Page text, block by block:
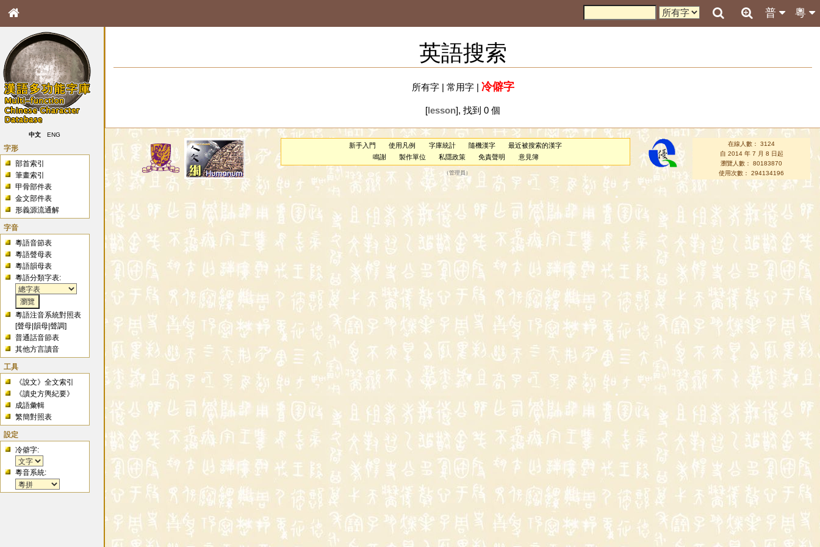
粵
普
中文 ENG
字形
部首索引
筆畫索引
甲骨部件表
金文部件表
形義源流通解
字音
粵語音節表
粵語聲母表
粵語韻母表
粵語分類字表:
粵語注音系統對照表
[聲母 |韻母 |聲調]
普通話音節表
其他方言讀音
工具
《說文》全文索引
《讀史方輿紀要》
成語彙輯
繁簡對照表
設定
冷僻字:
粵音系統:
英語搜索
所有字| 常用字| 冷僻字
[lesson], 找到 0 個
新手入門 使用凡例 字庫統計 隨機漢字
最近被搜索的漢字
鳴謝
製作單位 私隱政策 免責聲明 意見簿
（管理員 ）
在線人數： 3124
自 2014 年 7 月 8 日起
瀏覽人數： 80183870
使用次數： 294134196